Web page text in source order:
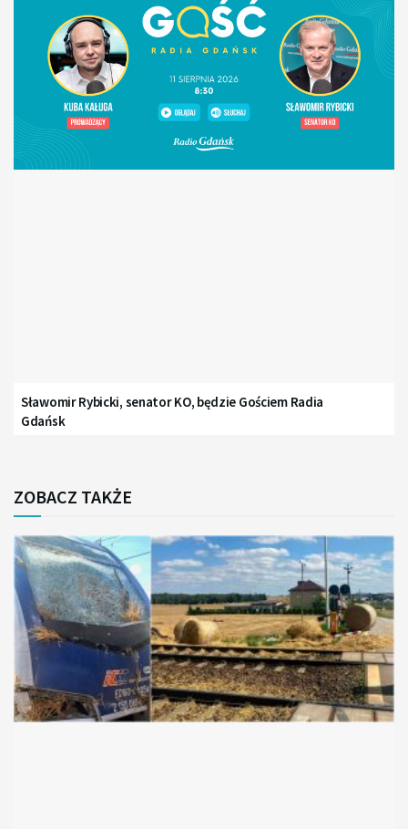
Sławomir Rybicki, senator KO, będzie Gościem Radia
Gdańsk
ZOBACZ TAKŻE